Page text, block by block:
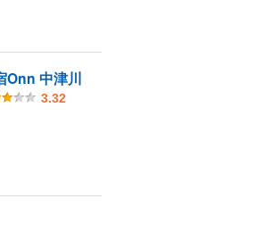
Onn 中津川
3.32